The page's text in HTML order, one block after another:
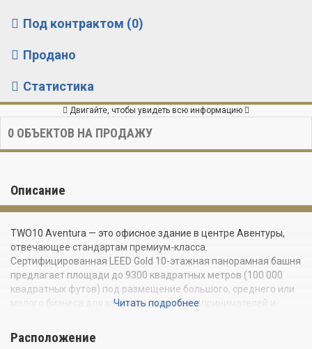
Под контрактом (0)
Продано
Статистика
Двигайте, чтобы увидеть всю информацию
0 ОБЪЕКТОВ НА ПРОДАЖУ
Описание
TWO10 Aventura — это офисное здание в центре Авентуры,
отвечающее стандартам премиум-класса.
Сертифицированная LEED Gold 10-этажная панорамная башня
предлагает площади до 9300 квадратных метров (100 000
квадратных футов) под размещение большого, среднего или
малого бизнеса для взыскательных предпринимателей и
TWO10 является проектом разработчика One Aventura —
Читать подробнее
Расположение